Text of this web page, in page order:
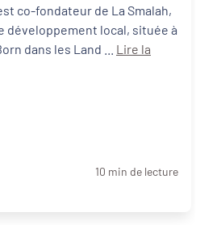
co-fondateur de La Smalah,
développement local, située à
Lire la
10 min de lecture